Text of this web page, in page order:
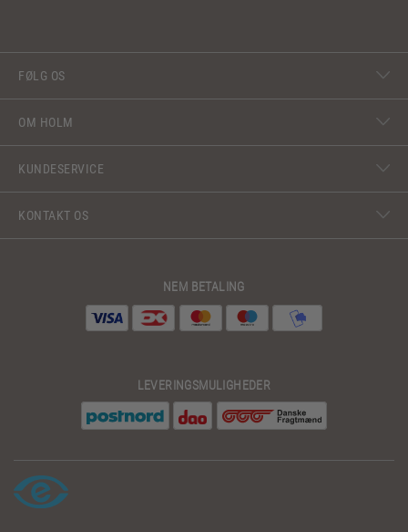
FØLG OS
OM HOLM
KUNDESERVICE
KONTAKT OS
NEM BETALING
LEVERINGSMULIGHEDER